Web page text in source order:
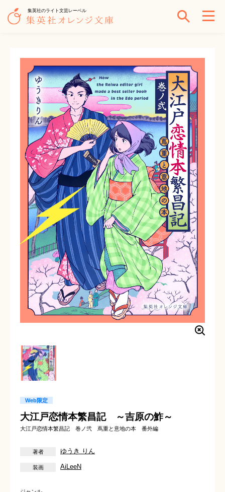
集英社のライト文芸レーベル
Web限定
大江戸恋情本繁昌記 ～吉原の鮓～
大江戸恋情本繁昌記 巻ノ弐 蔦重と意地の本 番外編
ゆうき りん
AiLeeN